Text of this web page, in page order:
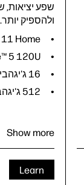
שפע יציאות,
ולהספיק יותר.
Home
5 120U
16 ג'יגהבייט DDR5
512 ג'יגהבייט SSD
7
Show more
Learn